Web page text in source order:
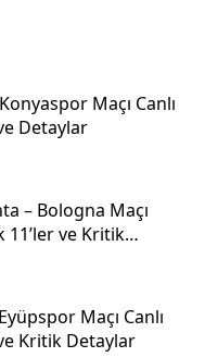
Maçı Canlı
Detaylar
– Bologna Maçı
11’ler ve Kritik
Maçı Canlı
Kritik Detaylar